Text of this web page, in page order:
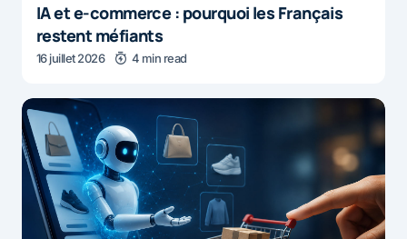
IA et e-commerce : pourquoi les Français
restent méfiants
16 juillet 2026 4 min read